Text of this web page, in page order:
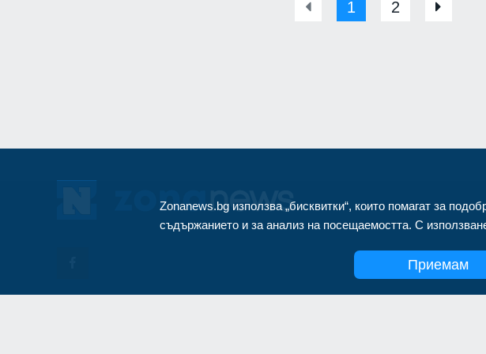
1 2
31.07.2026г.
Zonanews.bg използва „бисквитки“, които помагат за
съдържанието и за анализ на посещаемостта. С
Приемам